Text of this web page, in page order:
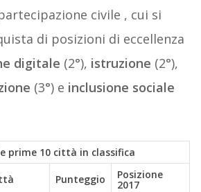
civile , cui si
di posizioni di eccellenza
digitale (2°), istruzione (2°),
(3°) e inclusione sociale
prime 10 città in classifica
Punteggio Posizione
2017